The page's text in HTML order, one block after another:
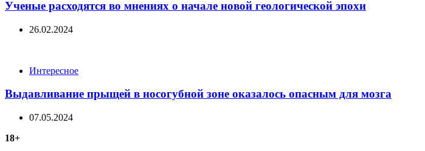
Ученые расходятся во мнениях о начале новой геологической эпохи
26.02.2024
CategoriesИнтересное
Выдавливание прыщей в носогубной зоне оказалось опасным для мозга
07.05.2024
18+